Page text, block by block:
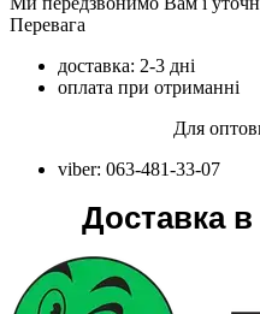
Перевага
доставка: 2-3 дні
оплата при отриманні
Для
viber: 063-481-33-07
Доставка в